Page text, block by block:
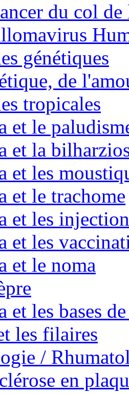
du col de
génétiques
de
tropicales
et le
et la
et les
et le trachome
et les
et les
et le noma
et les bases
les filaires
/
en